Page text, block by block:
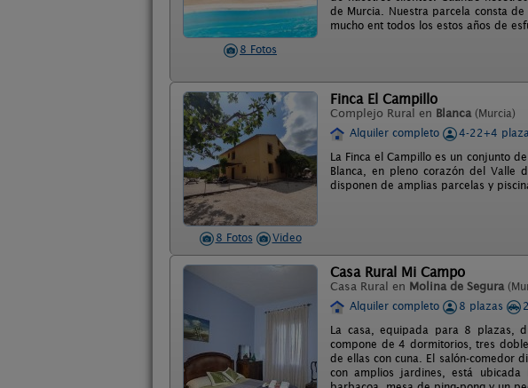
8 Fotos
de Murcia. Nuestra parcela consta
mucho ent todos los estos años de
8 Fotos Video
Finca El Campillo
Complejo Rural en Blanca (Murcia)
Alquiler completo
4-22+4
La Finca el Campillo es un conjunto
Blanca, en pleno corazón del Valle
disponen de amplias parcelas y
Casa Rural Mi Campo
Casa Rural en Molina de Segura
Alquiler completo
8 plazas
La casa, equipada para 8 plazas,
compone de 4 dormitorios, tres
de ellas con cuna. El salón-comedor
con amplios jardines, está